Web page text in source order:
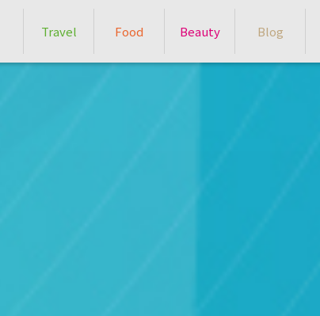
Travel Food Beauty Blog